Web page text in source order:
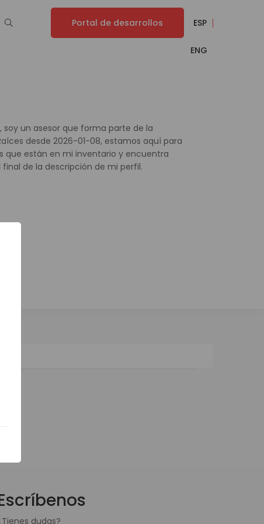
Portal de desarrollos ESP
ENG
un asesor que forma parte de la
desde 2026-01-08, estamos aquí para
que están en mi inventario y encuentra
de la descripción de mi perfil.
dudas?